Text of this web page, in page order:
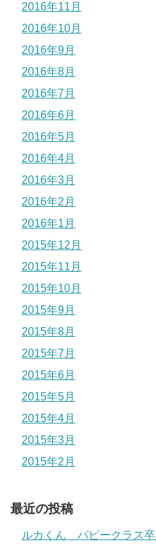
2016年11月
2016年10月
2016年9月
2016年8月
2016年7月
2016年6月
2016年5月
2016年4月
2016年3月
2016年2月
2016年1月
2015年12月
2015年11月
2015年10月
2015年9月
2015年8月
2015年7月
2015年6月
2015年5月
2015年4月
2015年3月
2015年2月
最近の投稿
ルカくん パピークラス卒